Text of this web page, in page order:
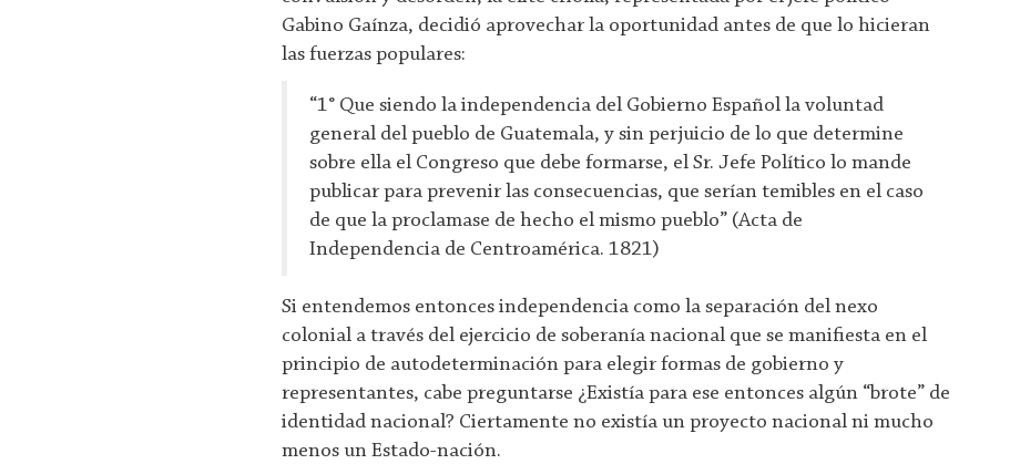
Gabino Gaínza, decidió aprovechar la oportunidad antes de que lo hicieran
las fuerzas populares:
“1° Que siendo la independencia del Gobierno Español la voluntad
general del pueblo de Guatemala, y sin perjuicio de lo que determine
sobre ella el Congreso que debe formarse, el Sr. Jefe Político lo mande
publicar para prevenir las consecuencias, que serían temibles en el caso
de que la proclamase de hecho el mismo pueblo” (Acta de
Independencia de Centroamérica. 1821)
Si entendemos entonces independencia como la separación del nexo
colonial a través del ejercicio de soberanía nacional que se manifiesta en el
principio de autodeterminación para elegir formas de gobierno y
representantes, cabe preguntarse ¿Existía para ese entonces algún “brote” de
identidad nacional? Ciertamente no existía un proyecto nacional ni mucho
menos un Estado-nación.